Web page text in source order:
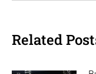
Related